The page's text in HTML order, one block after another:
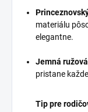
materiálu
elegantne.
Jemná
pristane
Tip pre